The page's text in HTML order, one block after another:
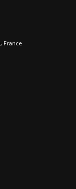
France